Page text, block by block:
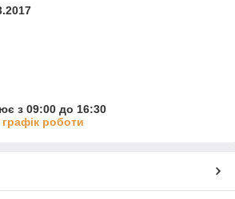
з 09:00 до 16:30
роботи